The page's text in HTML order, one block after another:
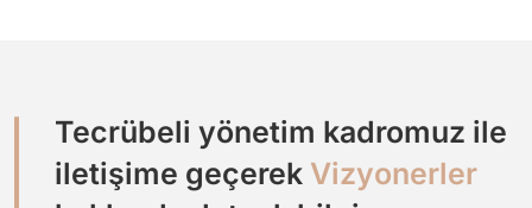
Tecrübeli yönetim kadromuz ile
iletişime geçerek Vizyonerler